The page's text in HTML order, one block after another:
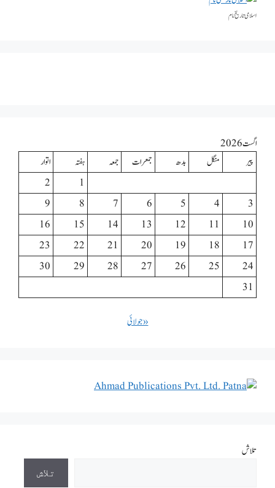
اسلامی تاریخٰ نام
اگست 2026
پیر
منگل بدھ جمعرات جمعہ ہفتہ
اتوار
1
2
3
4
5
6
7
8
9
10
11
12
13
14
15
16
17
18
19
20
21
22
23
24
25
26
27
28
29
30
31
« جولائی
تلاش
تلاش